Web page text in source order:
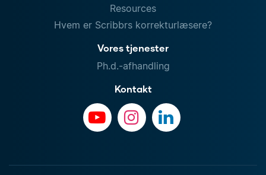
Resources
Hvem er Scribbrs korrekturlæsere?
Vores tjenester
Ph.d.-afhandling
Kontakt